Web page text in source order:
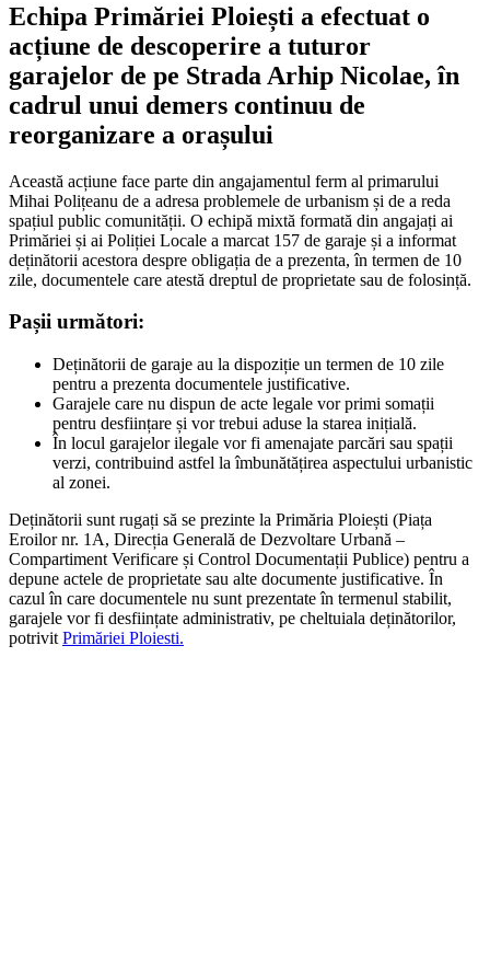
Echipa Primăriei Ploiești a efectuat o
acțiune de descoperire a tuturor
garajelor de pe Strada Arhip Nicolae, în
cadrul unui demers continuu de
reorganizare a orașului
Această acțiune face parte din angajamentul ferm al primarului
Mihai Polițeanu de a adresa problemele de urbanism și de a reda
spațiul public comunității. O echipă mixtă formată din angajați ai
Primăriei și ai Poliției Locale a marcat 157 de garaje și a informat
deținătorii acestora despre obligația de a prezenta, în termen de 10
zile, documentele care atestă dreptul de proprietate sau de folosință.
Pașii următori:
Deținătorii de garaje au la dispoziție un termen de 10 zile
pentru a prezenta documentele justificative.
Garajele care nu dispun de acte legale vor primi somații
pentru desființare și vor trebui aduse la starea inițială.
În locul garajelor ilegale vor fi amenajate parcări sau spații
verzi, contribuind astfel la îmbunătățirea aspectului urbanistic
al zonei.
Deținătorii sunt rugați să se prezinte la Primăria Ploiești (Piața
Eroilor nr. 1A, Direcția Generală de Dezvoltare Urbană –
Compartiment Verificare și Control Documentații Publice) pentru a
depune actele de proprietate sau alte documente justificative. În
cazul în care documentele nu sunt prezentate în termenul stabilit,
garajele vor fi desființate administrativ, pe cheltuiala deținătorilor,
potrivit Primăriei Ploiesti.